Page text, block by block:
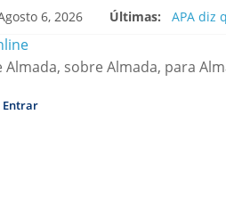
6, 2026 Últimas:
APA diz
Ponte
Almada, sobre Almada, para
Entrar